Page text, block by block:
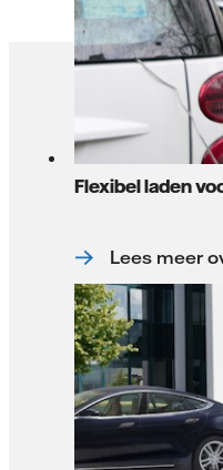
Flexibel laden
Lees meer